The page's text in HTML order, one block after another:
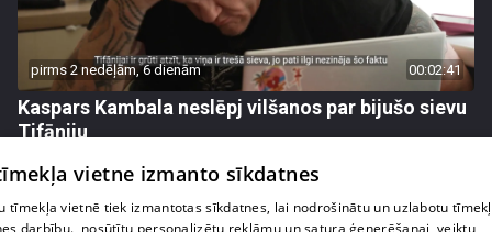
pirms 2 nedēļām, 6 dienām 00:02:41
Kaspars Kambala neslēpj vilšanos par bijušo sievu
Tifāniju
vietne izmanto sīkdatnes
tīmekļa vietnē tiek izmantotas sīkdatnes, lai nodrošinātu un uzlabotu
darbību., nosūtītu personalizētu reklāmu un satura ģenerēšanai, veiktu